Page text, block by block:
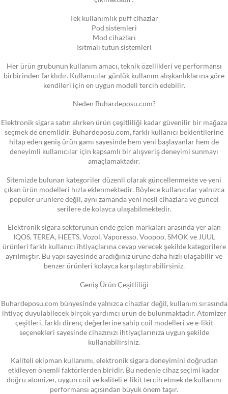
Tek kullanımlık puff cihazlar
Pod sistemleri
Mod cihazları
Isıtmalı tütün sistemleri
Her ürün grubunun kullanım amacı, teknik özellikleri ve performansı
birbirinden farklıdır. Kullanıcılar günlük kullanım alışkanlıklarına göre
kendileri için en uygun modeli tercih edebilir.
Neden Buhardeposu.com?
Elektronik sigara satın alırken ürün çeşitliliği kadar güvenilir bir mağaza
seçmek de önemlidir. Buhardeposu.com, farklı kullanıcı beklentilerine
hitap eden geniş ürün gamı sayesinde hem yeni başlayanlar hem de
deneyimli kullanıcılar için kapsamlı bir alışveriş deneyimi sunmayı
amaçlamaktadır.
Sitemizde bulunan kategoriler düzenli olarak güncellenmekte ve yeni
çıkan ürün modelleri hızla eklenmektedir. Böylece kullanıcılar yalnızca
popüler ürünlere değil, aynı zamanda yeni nesil cihazlara ve güncel
serilere de kolayca ulaşabilmektedir.
Elektronik sigara sektörünün önde gelen markaları arasında yer alan
IQOS, TEREA, HEETS, Vozol, Vaporesso, Voopoo, SMOK ve JUUL
ürünleri farklı kullanıcı ihtiyaçlarına cevap verecek şekilde kategorilere
ayrılmıştır. Bu yapı sayesinde aradığınız ürüne daha hızlı ulaşabilir ve
benzer ürünleri kolayca karşılaştırabilirsiniz.
Geniş Ürün Çeşitliliği
Buhardeposu.com bünyesinde yalnızca cihazlar değil, kullanım sırasında
ihtiyaç duyulabilecek birçok yardımcı ürün de bulunmaktadır. Atomizer
çeşitleri, farklı direnç değerlerine sahip coil modelleri ve e-likit
seçenekleri sayesinde cihazınızı ihtiyaçlarınıza uygun şekilde
kullanabilirsiniz.
Kaliteli ekipman kullanımı, elektronik sigara deneyimini doğrudan
etkileyen önemli faktörlerden biridir. Bu nedenle cihaz seçimi kadar
doğru atomizer, uygun coil ve kaliteli e-likit tercih etmek de kullanım
performansı açısından büyük önem taşır.